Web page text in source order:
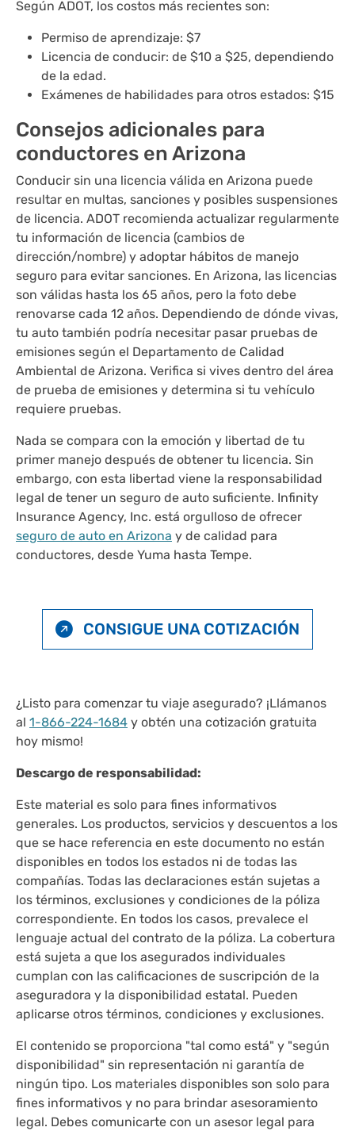
Según ADOT, los costos más recientes son:
Permiso de aprendizaje: $7
Licencia de conducir: de $10 a $25, dependiendo
de la edad.
Exámenes de habilidades para otros estados: $15
Consejos adicionales para
conductores en Arizona
Conducir sin una licencia válida en Arizona puede
resultar en multas, sanciones y posibles suspensiones
de licencia. ADOT recomienda actualizar regularmente
tu información de licencia (cambios de
dirección/nombre) y adoptar hábitos de manejo
seguro para evitar sanciones. En Arizona, las licencias
son válidas hasta los 65 años, pero la foto debe
renovarse cada 12 años. Dependiendo de dónde vivas,
tu auto también podría necesitar pasar pruebas de
emisiones según el Departamento de Calidad
Ambiental de Arizona. Verifica si vives dentro del área
de prueba de emisiones y determina si tu vehículo
requiere pruebas.
Nada se compara con la emoción y libertad de tu
primer manejo después de obtener tu licencia. Sin
embargo, con esta libertad viene la responsabilidad
legal de tener un seguro de auto suficiente. Infinity
Insurance Agency, Inc. está orgulloso de ofrecer
seguro de auto en Arizona y de calidad para
conductores, desde Yuma hasta Tempe.
CONSIGUE UNA COTIZACIÓN
¿Listo para comenzar tu viaje asegurado? ¡Llámanos
al 1-866-224-1684 y obtén una cotización gratuita
hoy mismo!
Descargo de responsabilidad:
Este material es solo para fines informativos
generales. Los productos, servicios y descuentos a los
que se hace referencia en este documento no están
disponibles en todos los estados ni de todas las
compañías. Todas las declaraciones están sujetas a
los términos, exclusiones y condiciones de la póliza
correspondiente. En todos los casos, prevalece el
lenguaje actual del contrato de la póliza. La cobertura
está sujeta a que los asegurados individuales
cumplan con las calificaciones de suscripción de la
aseguradora y la disponibilidad estatal. Pueden
aplicarse otros términos, condiciones y exclusiones.
El contenido se proporciona "tal como está" y "según
disponibilidad" sin representación ni garantía de
ningún tipo. Los materiales disponibles son solo para
fines informativos y no para brindar asesoramiento
legal. Debes comunicarte con un asesor legal para